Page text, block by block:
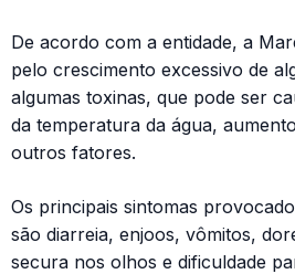
De acordo com a entidade, a
pelo crescimento excessivo de
algumas toxinas, que pode ser
da temperatura da água,
outros fatores.
Os principais sintomas
são diarreia, enjoos, vômitos,
secura nos olhos e dificuldade